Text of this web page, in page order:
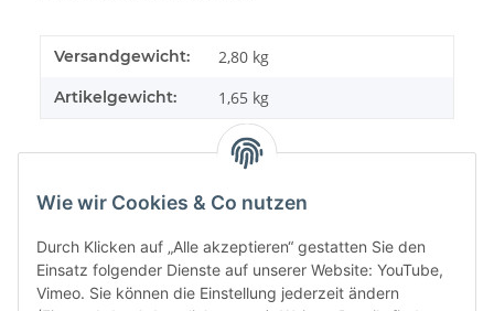
Versandgewicht: 2,80 kg
Artikelgewicht: 1,65 kg
Benachrichtigen, wenn verfügbar
Wie wir Cookies & Co nutzen
Durch Klicken auf „Alle akzeptieren“ gestatten Sie den
Einsatz folgender Dienste auf unserer Website: YouTube,
Vimeo. Sie können die Einstellung jederzeit ändern